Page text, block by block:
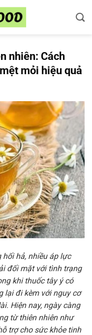
nhiên: Cách
mỏi hiệu quả
hối hả, nhiều áp lực
đối mặt với tình trạng
khi thuốc tây ý có
lại đi kèm với nguy cơ
Hiện nay, ngày càng
từ thiên nhiên như
trợ cho sức khỏe tinh